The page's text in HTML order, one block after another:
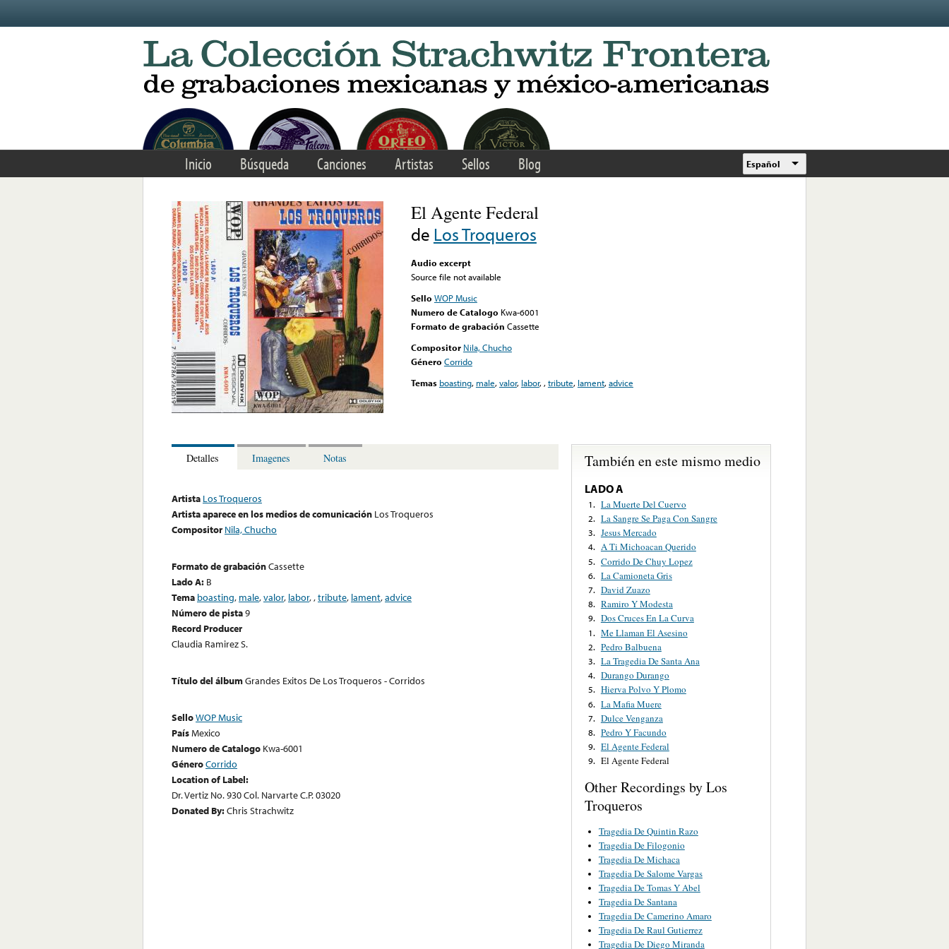
Inicio Búsqueda Canciones Artistas Sellos Blog Español
El Agente Federal
de Los Troqueros
Audio excerpt
Source file not available
Sello WOP Music
Numero de Catalogo Kwa-6001
Formato de grabación Cassette
Compositor Nila, Chucho
Género Corrido
Temas boasting, male,valor, labor, ,tribute, lament,advice
Detalles Imagenes Notas
Artista Los Troqueros
Artista aparece en los medios de comunicación Los Troqueros
Compositor Nila, Chucho
Formato de grabaciónCassette
Lado A: B
Tema boasting, male,valor, labor,,tribute, lament,advice
Número de pista9
Record Producer
Claudia Ramirez S.
Título del álbumGrandes Exitos De Los Troqueros - Corridos
SelloWOP Music
PaísMexico
Numero de Catalogo Kwa-6001
GéneroCorrido
Location of Label:
Dr. Vertiz No. 930 Col. Narvarte C.P. 03020
Donated By:Chris Strachwitz
También en este mismo medio
LADO A
1. La Muerte Del Cuervo
2. La Sangre Se Paga Con Sangre
3. Jesus Mercado
4. A Ti Michoacan Querido
5. Corrido De Chuy Lopez
6. La Camioneta Gris
7. David Zuazo
8. Ramiro Y Modesta
9. Dos Cruces En La Curva
1. Me Llaman El Asesino
2. Pedro Balbuena
3. La Tragedia De Santa Ana
4. Durango Durango
5. Hierva Polvo Y Plomo
6. La Mafia Muere
7. Dulce Venganza
8. Pedro Y Facundo
9. El Agente Federal
9. El Agente Federal
Other Recordings by Los
Troqueros
Tragedia De Quintin Razo
Tragedia De Filogonio
Tragedia De Michaca
Tragedia De Salome Vargas
Tragedia De Tomas Y Abel
Tragedia De Santana
Tragedia De Camerino Amaro
Tragedia De Raul Gutierrez
Tragedia De Diego Miranda